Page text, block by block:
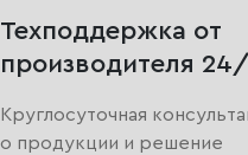
Техподдержка от
производителя
Круглосуточная
о продукции и решение